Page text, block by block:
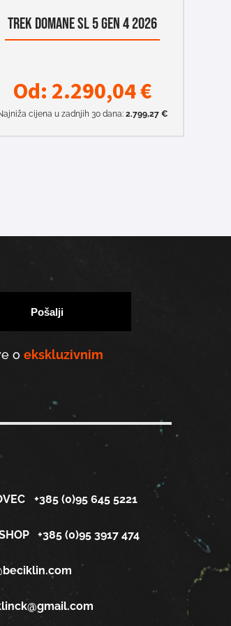
TREK DOMANE SL 5 GEN 4 2026
Od:2.290,04€
cijena u zadnjih 30 dana: 2.799,27 €
o ekskluzivnim
+385 (0)95 645 5221
+385 (0)95 3917 474